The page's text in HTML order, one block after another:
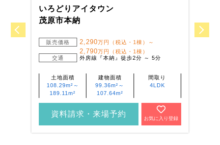
いろどりアイタウン
茂原市本納
販売価格 2,290万円（税込・1棟）～
2,790万円（税込・1棟）
交通
外房線『本納』徒歩2分 ～ 5分
土地面積
108.29m²～
189.11m²
建物面積
99.36m²～
107.64m²
間取り
4LDK
資料請求・来場予約
お気に入り登録